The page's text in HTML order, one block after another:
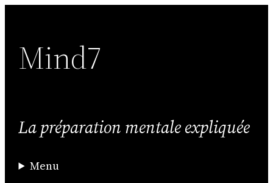
contenu
Mind7
La préparation mentale expliquée
Menu